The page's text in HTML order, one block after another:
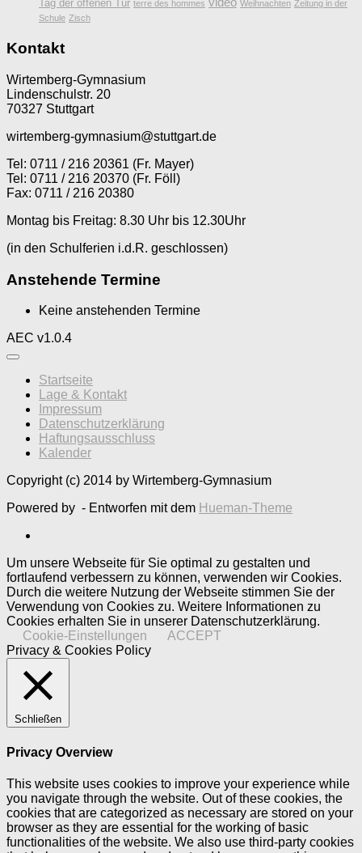
Tag der offenen Tür terre des hommes video Weihnachten Zeitung in der
Schule Zisch
Kontakt
Wirtemberg-Gymnasium
Lindenschulstr. 20
70327 Stuttgart
wirtemberg-gymnasium@stuttgart.de
Tel: 0711 / 216 20361 (Fr. Mayer)
Tel: 0711 / 216 20370 (Fr. Föll)
Fax: 0711 / 216 20380
Montag bis Freitag: 8.30 Uhr bis 12.30Uhr
(in den Schulferien i.d.R. geschlossen)
Anstehende Termine
Keine anstehenden Termine
AEC v1.0.4
Startseite
Lage & Kontakt
Impressum
Datenschutzerklärung
Haftungsausschluss
Kalender
Copyright (c) 2014 by Wirtemberg-Gymnasium
Powered by - Entworfen mit dem Hueman-Theme
Um unsere Webseite für Sie optimal zu gestalten und
fortlaufend verbessern zu können, verwenden wir Cookies.
Durch die weitere Nutzung der Webseite stimmen Sie der
Verwendung von Cookies zu. Weitere Informationen zu
Cookies erhalten Sie in unserer Datenschutzerklärung.
Cookie-Einstellungen
ACCEPT
Privacy & Cookies Policy
Schließen
Privacy Overview
This website uses cookies to improve your experience while
you navigate through the website. Out of these cookies, the
cookies that are categorized as necessary are stored on your
browser as they are essential for the working of basic
functionalities of the website. We also use third-party cookies